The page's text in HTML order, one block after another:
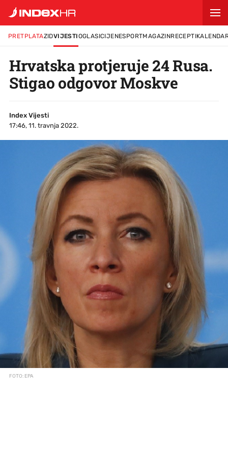
PRETPLATAZIDVIJESTIOGLASICIJENESPORTMAGAZINRECEPTI
Hrvatska protjeruje 24 Rusa.
Stigao odgovor Moskve
Index Vijesti
17:46, 11. travnja 2022.
FOTO: EPA